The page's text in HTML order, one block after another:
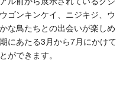
ゴンキンケイ、ニジキジ、ウ
な鳥たちとの出会いが楽しめ
にあたる3月から7月にかけて
ができます。